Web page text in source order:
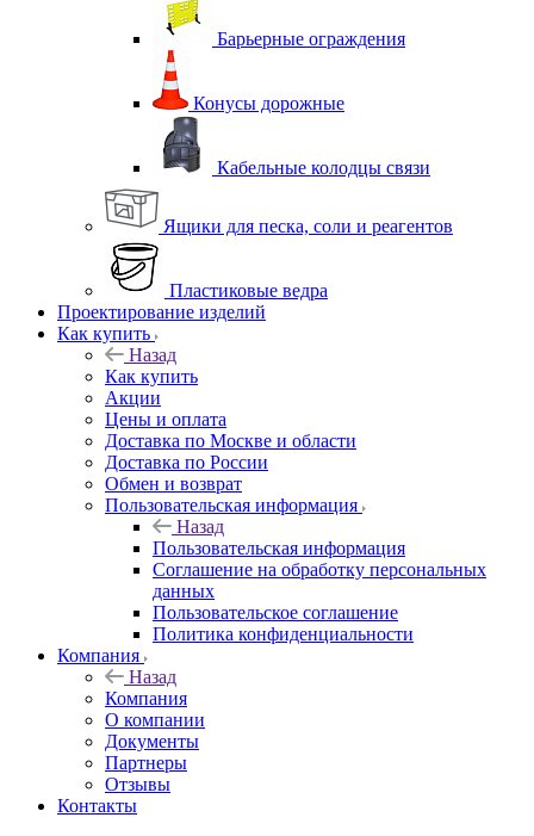
Барьерные ограждения
Конусы дорожные
Кабельные колодцы связи
Ящики для песка, соли и реагентов
Пластиковые ведра
Проектирование изделий
Как купить
Назад
Как купить
Акции
Цены и оплата
Доставка по Москве и области
Доставка по России
Обмен и возврат
Пользовательская информация
Назад
Пользовательская информация
Соглашение на обработку персональных
данных
Пользовательское соглашение
Политика конфиденциальности
Компания
Назад
Компания
О компании
Документы
Партнеры
Отзывы
Контакты